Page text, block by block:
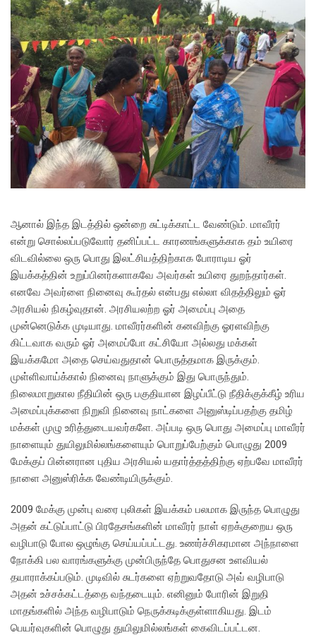
ஆனால் இந்த இடத்தில் ஒன்றை சுட்டிக்காட்ட வேண்டும். மாவீரர்
என்று சொல்லப்படுவோர் தனிப்பட்ட காரணங்களுக்காக தம் உயிரை
விடவில்லை ஒரு பொது இலட்சியத்திற்காக போராடிய ஓர்
இயக்கத்தின் உறுப்பினர்களாகவே அவர்கள் உயிரை துறந்தார்கள்.
எனவே அவர்ளை நினைவு கூர்தல் என்பது எல்லா விதத்திலும் ஓர்
அரசியல் நிகழ்வுதான். அரசியலற்ற ஓர் அமைப்பு அதை
முன்னெடுக்க முடியாது. மாவீரர்களின் கனவிற்கு ஓரளவிற்கு
கிட்டவாக வரும் ஓர் அமைப்போ கட்சியோ அல்லது மக்கள்
இயக்கமோ அதை செய்வதுதான் பொருத்தமாக இருக்கும்.
முள்ளிவாய்க்கால் நினைவு நாளுக்கும் இது பொருந்தும்.
நிலைமாறுகால நீதியின் ஒரு பகுதியான இழப்பீட்டு நீதிக்குக்கீழ் உரிய
அமைப்புக்களை நிறுவி நினைவு நாட்களை அனுஸ்டிப்பதற்கு தமிழ்
மக்கள் முழு உரித்துடையவர்களே. அப்படி ஒரு பொது அமைப்பு மாவீரர்
நாளையும் துயிலுமில்லங்களையும் பொறுப்பேற்கும் பொழுது 2009
மேக்குப் பின்னரான புதிய அரசியல் யதார்த்தத்திற்கு ஏற்பவே மாவீரர்
நாளை அனுஸ்ரிக்க வேண்டியிருக்கும்.
2009 மேக்கு முன்பு வரை புலிகள் இயக்கம் பலமாக இருந்த பொழுது
அதன் கட்டுப்பாட்டு பிரதேசங்களின் மாவீரர் நாள் ஏறக்குறைய ஒரு
வழிபாடு போல ஒழுங்கு செய்யப்பட்டது. உணர்ச்சிகரமான அந்நாளை
நோக்கி பல வாரங்களுக்கு முன்பிருந்தே பொதுசன உளவியல்
தயாராக்கப்படும். முடிவில் சுடர்களை ஏற்றுவதோடு அவ் வழிபாடு
அதன் உச்சக்கட்டத்தை வந்தடையும். எனினும் போரின் இறுதி
மாதங்களில் அந்த வழிபாடும் நெருக்கடிக்குள்ளாகியது. இடம்
பெயர்வுகளின் பொழுது துயிலுமில்லங்கள் கைவிடப்பட்டன.